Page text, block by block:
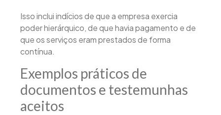
Isso inclui indícios de que a empresa exercia
poder hierárquico, de que havia pagamento e de
que os serviços eram prestados de forma
contínua.
Exemplos práticos de
documentos e testemunhas
aceitos